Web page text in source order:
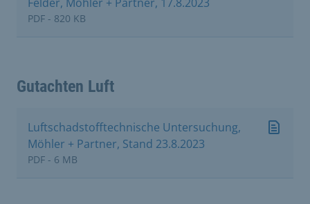
PDF - 820 KB
Gutachten Luft
Luftschadstofftechnische Untersuchung,
Möhler + Partner, Stand 23.8.2023
PDF - 6 MB